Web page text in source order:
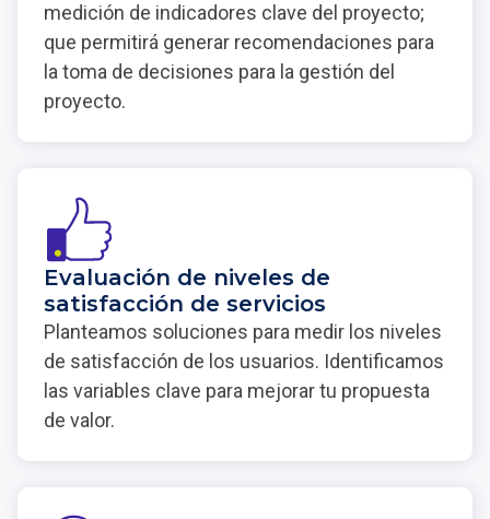
medición de indicadores clave del proyecto;
que permitirá generar recomendaciones para
la toma de decisiones para la gestión del
proyecto.
Evaluación de niveles de
satisfacción de servicios
Planteamos soluciones para medir los niveles
de satisfacción de los usuarios. Identificamos
las variables clave para mejorar tu propuesta
de valor.